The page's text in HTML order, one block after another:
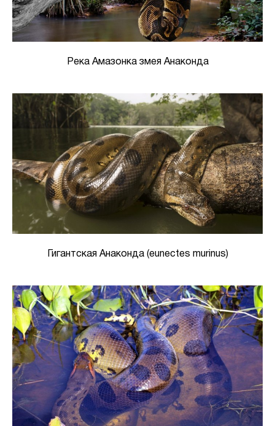
Река Амазонка змея Анаконда
Гигантская Анаконда (eunectes murinus)